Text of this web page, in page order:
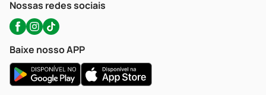
Nossas redes sociais
Baixe nosso APP